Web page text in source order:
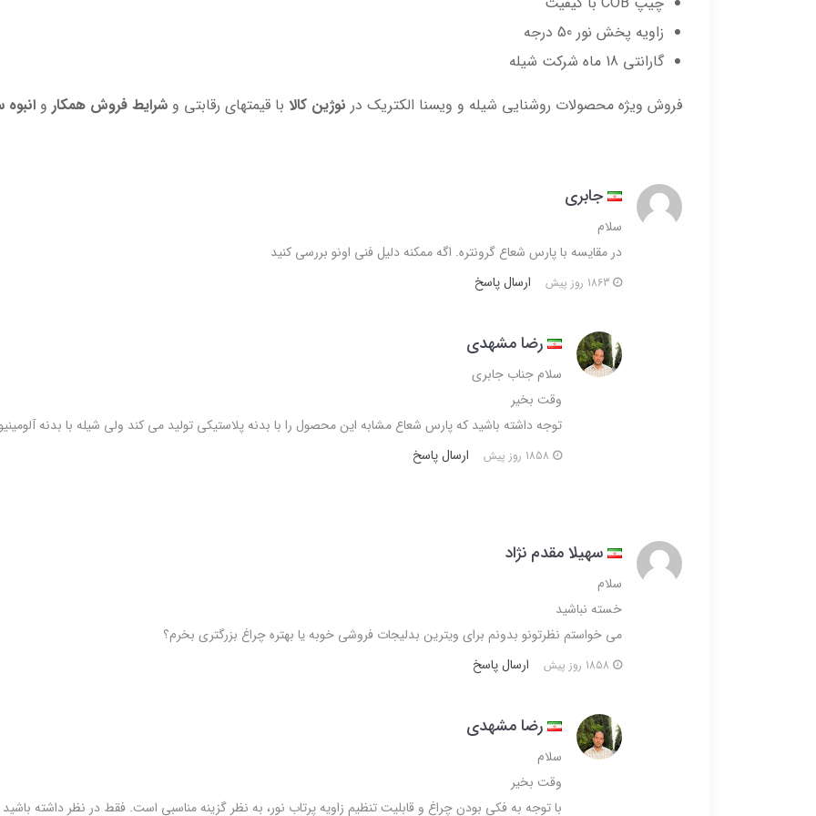
زاویه پخش نور 50 درجه
گارانتی 18 ماه شرکت شیله
فروش ویژه محصولات روشنایی شیله و ویسنا الکتریک در نوژین کالا با قیمتهای رقابتی و شرایط فروش همکار و
جابری
سلام
در مقایسه با پارس شعاع گرونتره. اگه ممکنه دلیل فنی اونو بررسی کنید
ارسال پاسخ
رضا مشهدی
سلام جناب جابری
وقت بخیر
توجه داشته باشید که پارس شعاع مشابه این محصول را با بدنه پلاستیکی تولید می کند ولی شیله با بدنه آلومینیومی. از نظر
ارسال پاسخ
سهیلا مقدم نژاد
سلام
خسته نباشید
می خواستم نظرتونو بدونم برای ویترین بدلیجات فروشی خوبه یا بهتره چراغ بزرگتری بخرم؟
ارسال پاسخ
رضا مشهدی
سلام
وقت بخیر